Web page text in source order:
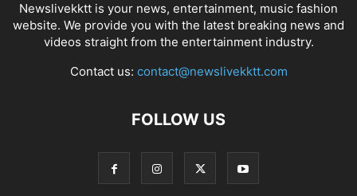
Newslivekktt is your news, entertainment, music fashion
website. We provide you with the latest breaking news and
videos straight from the entertainment industry.
Contact us: contact@newslivekktt.com
FOLLOW US